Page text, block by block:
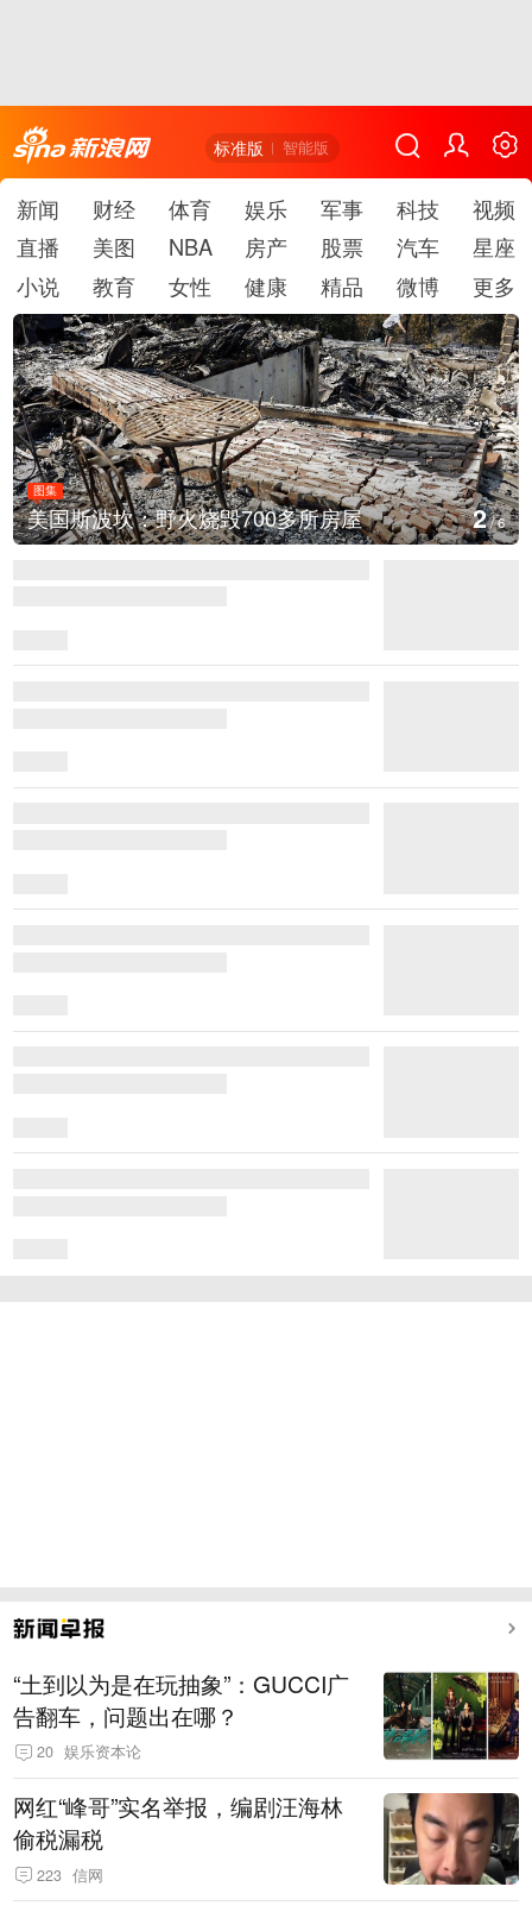
标准版 智能版
新闻 财经 体育 娱乐 军事 科技
视频
直播
美图 NBA 房产 股票 汽车
星座
小说
教育 女性 健康 精品 微博 更多
图集
叙利亚：大马士革发生爆炸 3/6
“土到以为是在玩抽象”：GUCCI广
告翻车，问题出在哪？
20 娱乐资本论
网红“峰哥”实名举报，编剧汪海林
偷税漏税
223 信网